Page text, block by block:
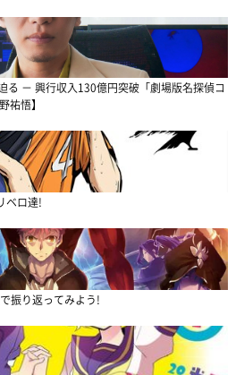
る － 興行収入130億円突破「劇場版名探偵コ
祐悟】
ベロ達!
振り返ってみよう!